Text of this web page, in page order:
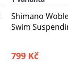
Shimano
Swim
799 Kč